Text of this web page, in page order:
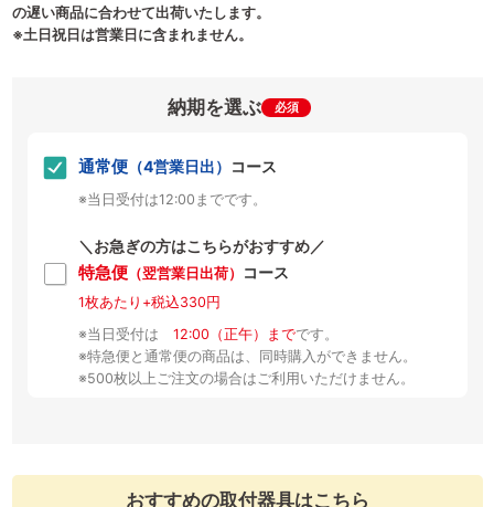
の遅い商品に合わせて出荷いたします。
※土日祝日は営業日に含まれません。
納期を選ぶ 必須
通常便（4営業日出） コース
※当日受付は12:00までです。
＼お急ぎの方はこちらがおすすめ／
特急便 （翌営業日出荷） コース
1枚あたり+税込330円
※当日受付は 12:00（正午）までです。
※特急便と通常便の商品は、同時購入ができません。
※500枚以上ご注文の場合はご利用いただけません。
おすすめの取付器具はこちら